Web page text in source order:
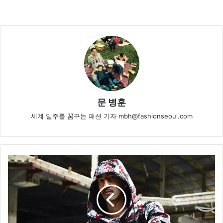
문 병훈
세계 일주를 꿈꾸는 패션 기자 mbh@fashionseoul.com
푸
마
스